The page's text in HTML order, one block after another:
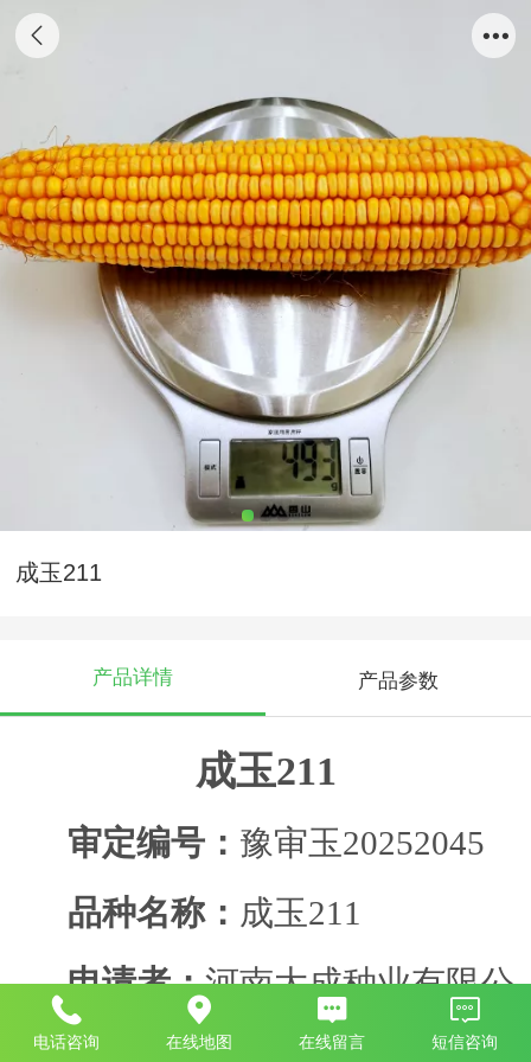
成玉211
产品详情 产品参数
成玉211
审定编号： 豫审玉20252045
品种名称： 成玉211
申请者：河南大成种业有限公
司
电话咨询 在线地图 在线留言 短信咨询